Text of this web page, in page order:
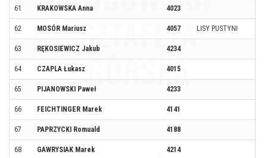
61 KRAKOWSKA Anna 4023
62 MOSÓR Mariusz 4057 LISY PUSTYNI
63 RĘKOSIEWICZ Jakub 4234
64 CZAPLA Łukasz 4015
65 PIJANOWSKI Paweł 4233
66 FEICHTINGER Marek 4141
67 PAPRZYCKI Romuald 4188
68 GAWRYSIAK Marek 4214